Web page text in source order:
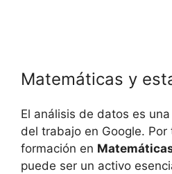
Matemáticas y
El análisis de datos es
del trabajo en Google.
formación en
puede ser un activo